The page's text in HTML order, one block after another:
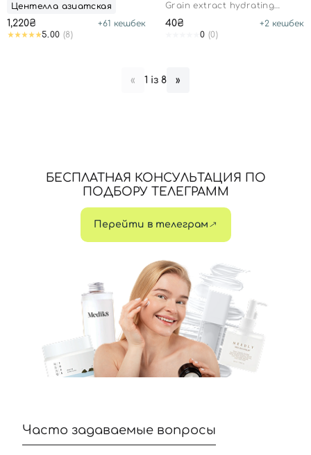
Центелла азиатская
1,220₴ +61 кешбек
5.00 (8)
Grain extract hydrating
40₴ +2 кешбек
0 (0)
« 1 із 8 »
БЕСПЛАТНАЯ КОНСУЛЬТАЦИЯ ПО
ПОДБОРУ ТЕЛЕГРАММ
Перейти в телеграм
Часто задаваемые вопросы